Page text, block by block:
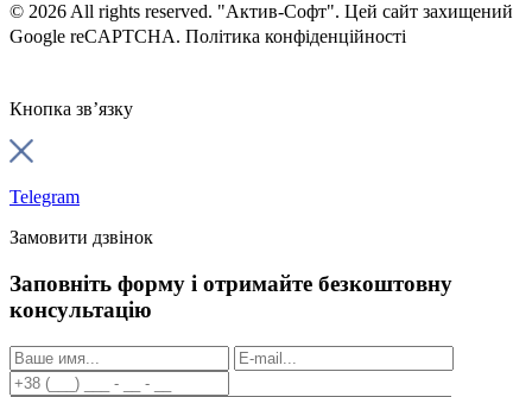
© 2026 All rights reserved. "Актив-Софт". Цей сайт захищений
Google reCAPTCHA. Політика конфіденційності
Кнопка зв’язку
Telegram
Замовити дзвінок
Заповніть форму і отримайте безкоштовну
консультацію